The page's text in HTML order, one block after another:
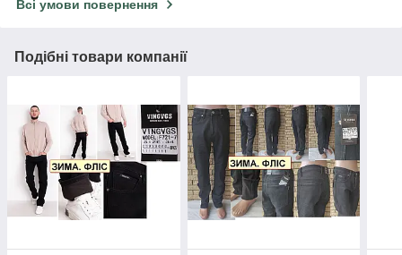
Всі умови повернення
Подібні товари компанії